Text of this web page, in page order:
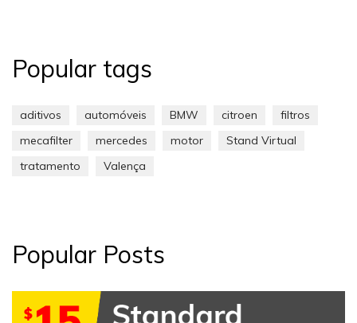
Popular tags
aditivos automóveis BMW citroen
filtros
mecafilter
mercedes motor
Stand Virtual
tratamento
Valença
Popular Posts